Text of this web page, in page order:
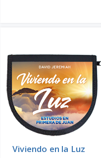
Viviendo en la Luz